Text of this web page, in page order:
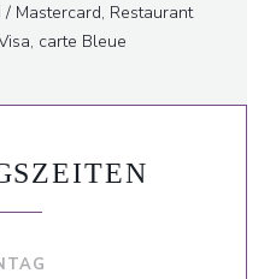
Mastercard, Restaurant
carte Bleue